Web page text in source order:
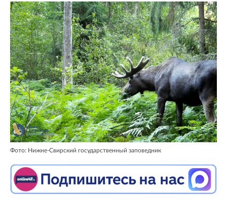
Фото: Нижне-Свирский государственный заповедник